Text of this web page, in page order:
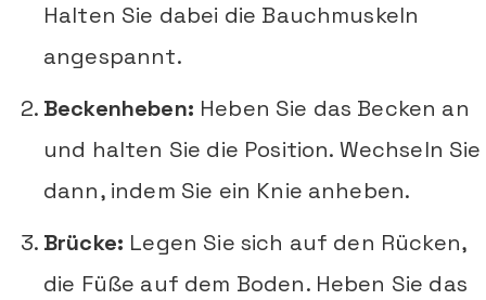
Halten Sie dabei die Bauchmuskeln
angespannt.
Beckenheben: Heben Sie das Becken an
und halten Sie die Position. Wechseln Sie
dann, indem Sie ein Knie anheben.
Brücke: Legen Sie sich auf den Rücken,
die Füße auf dem Boden. Heben Sie das